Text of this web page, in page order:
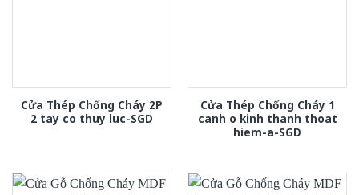
Cửa Thép Chống Cháy 2P
2 tay co thuy luc-SGD
Cửa Thép Chống Cháy 1
canh o kinh thanh thoat
hiem-a-SGD